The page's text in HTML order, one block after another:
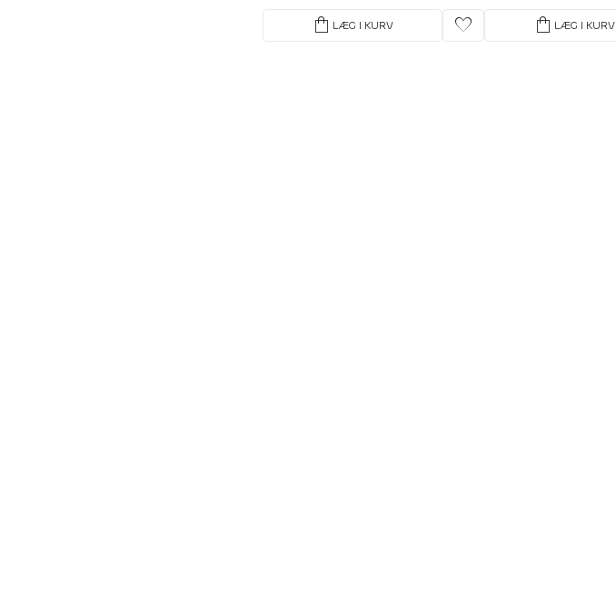
shopping_bag LÆG I KURV favorite shopping_bag LÆG I KURV